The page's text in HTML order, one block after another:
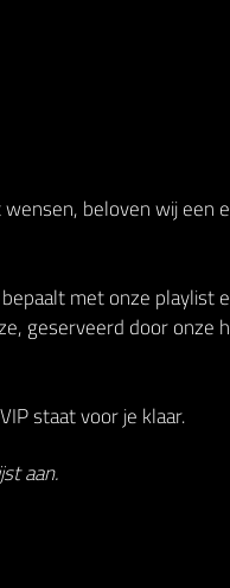
beloven wij een
met onze playlist
geserveerd door onze
staat voor je klaar.
aan.